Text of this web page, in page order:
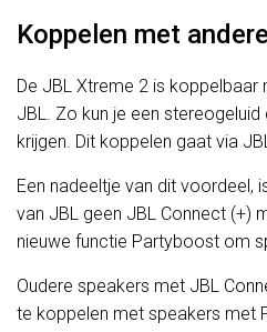
Koppelen met
De JBL Xtreme 2 is koppelbaar
JBL. Zo kun je een
krijgen. Dit koppelen gaat via
Een nadeeltje van dit voordeel,
van JBL geen JBL Connect (+)
nieuwe functie Partyboost om
Oudere speakers met JBL
te koppelen met speakers met